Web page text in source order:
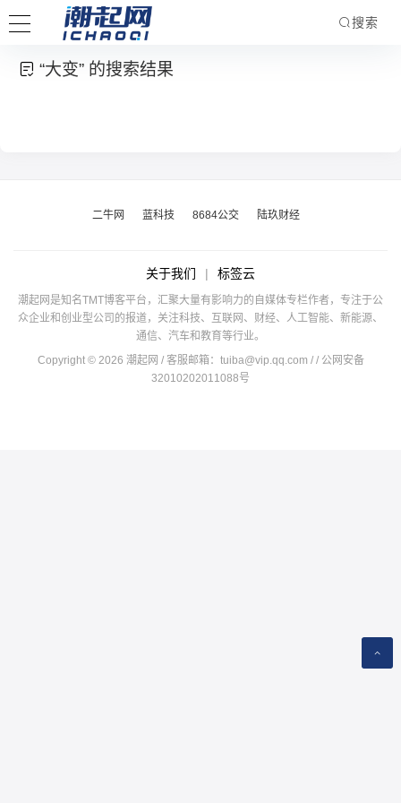
搜索
“大变” 的搜索结果
二牛网 蓝科技 8684公交 陆玖财经
关于我们 | 标签云
潮起网是知名TMT博客平台，汇聚大量有影响力的自媒体专栏作者，专注于公
众企业和创业型公司的报道，关注科技、互联网、财经、人工智能、新能源、
通信、汽车和教育等行业。
Copyright © 2026 潮起网 / 客服邮箱： tuiba@vip.qq.com / / 公网安备
32010202011088号